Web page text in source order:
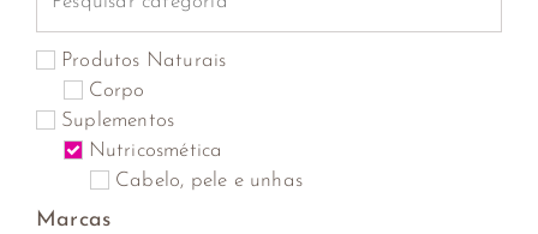
Produtos Naturais
Corpo
Suplementos
Nutricosmética
Cabelo, pele e unhas
Marcas